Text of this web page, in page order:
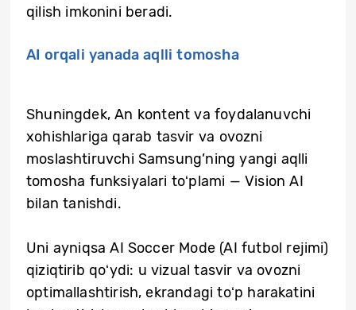
qilish imkonini beradi.
AI orqali yanada aqlli tomosha
Shuningdek, An kontent va foydalanuvchi
xohishlariga qarab tasvir va ovozni
moslashtiruvchi Samsung’ning yangi aqlli
tomosha funksiyalari toʻplami — Vision AI
bilan tanishdi.
Uni ayniqsa AI Soccer Mode (AI futbol rejimi)
qiziqtirib qoʻydi: u vizual tasvir va ovozni
optimallashtirish, ekrandagi toʻp harakatini